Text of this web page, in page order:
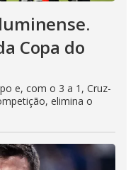
Copa do
e, com o 3 a 1, Cruz-
elimina o